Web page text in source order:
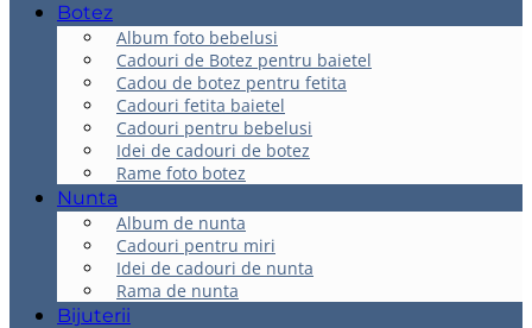
Botez
Album foto bebelusi
Cadouri de Botez pentru baietel
Cadou de botez pentru fetita
Cadouri fetita baietel
Cadouri pentru bebelusi
Idei de cadouri de botez
Rame foto botez
Nunta
Album de nunta
Cadouri pentru miri
Idei de cadouri de nunta
Rama de nunta
Bijuterii